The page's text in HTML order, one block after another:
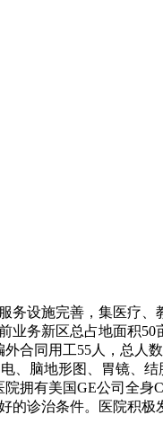
设施完善，集医疗
地面积50亩，总建
合同用工55人，总
脑地形图、胃镜、
拥有美国GE公司全
诊治条件。医院积